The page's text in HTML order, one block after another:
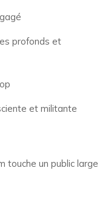
profonds et
et militante
touche un public large